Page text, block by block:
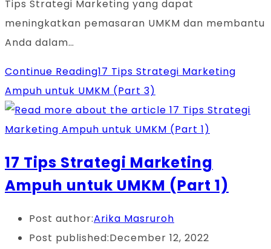
Tips Strategi Marketing yang dapat
meningkatkan pemasaran UMKM dan membantu
Anda dalam…
Continue Reading17 Tips Strategi Marketing
Ampuh untuk UMKM (Part 3)
17 Tips Strategi Marketing
Ampuh untuk UMKM (Part 1)
Post author:Arika Masruroh
Post published:December 12, 2022